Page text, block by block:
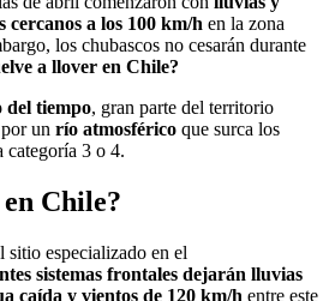
cercanos a los 100 km/h en la zona
los chubascos no cesarán durante
a llover en Chile?
del tiempo, gran parte del territorio
un río atmosférico que surca los
categoría 3 o 4.
Chile?
especializado en el
sistemas frontales dejarán lluvias
caída y vientos de 120 km/h entre este